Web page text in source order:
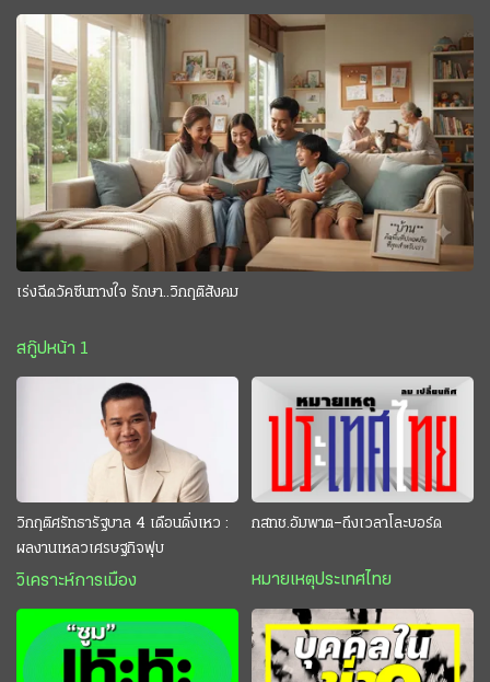
เร่งฉีดวัคซีนทางใจ รักษา..วิกฤติสังคม
สกู๊ปหน้า 1
วิกฤติศรัทธารัฐบาล 4 เดือนดิ่งเหว :
ผลงานเหลวเศรษฐกิจฟุบ
วิเคราะห์การเมือง
กสทช.อัมพาต–ถึงเวลาโละบอร์ด
หมายเหตุประเทศไทย